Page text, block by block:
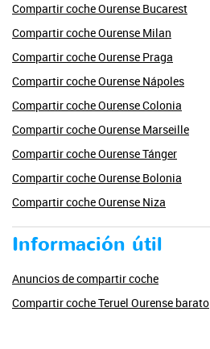
Compartir coche Ourense Bucarest
Compartir coche Ourense Milan
Compartir coche Ourense Praga
Compartir coche Ourense Nápoles
Compartir coche Ourense Colonia
Compartir coche Ourense Marseille
Compartir coche Ourense Tánger
Compartir coche Ourense Bolonia
Compartir coche Ourense Niza
Información útil
Anuncios de compartir coche
Compartir coche Teruel Ourense barato